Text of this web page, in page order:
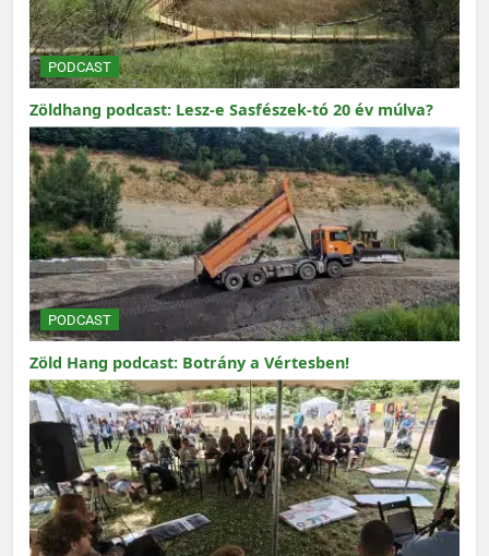
PODCAST
Zöldhang podcast: Lesz-e Sasfészek-tó 20 év múlva?
PODCAST
Zöld Hang podcast: Botrány a Vértesben!